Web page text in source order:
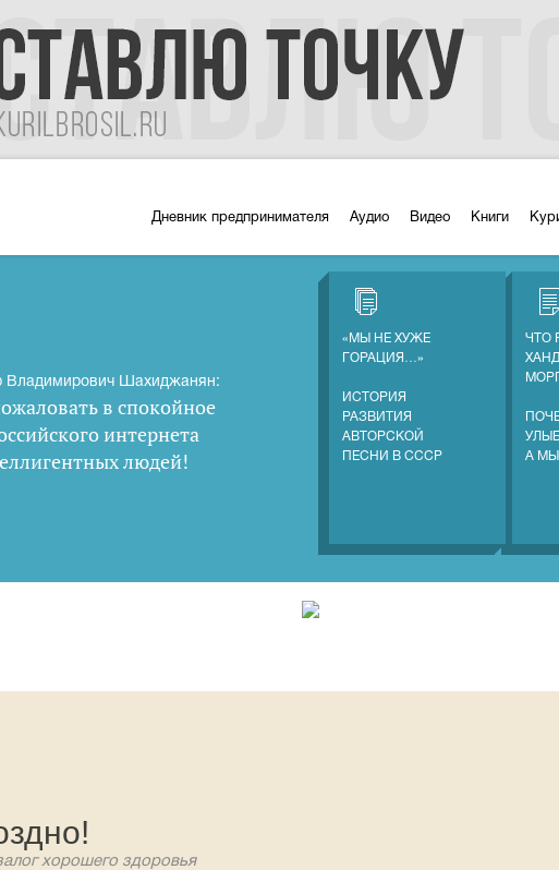
Дневник предпринимателя Аудио Видео Книги
Владимирович Шахиджанян:
в спокойное
интернета
людей!
«МЫ НЕ ХУЖЕ
ГОРАЦИЯ…»
ИСТОРИЯ
РАЗВИТИЯ
АВТОРСКОЙ
ПЕСНИ В СССР
ЧТО
А МЫ
хорошего здоровья